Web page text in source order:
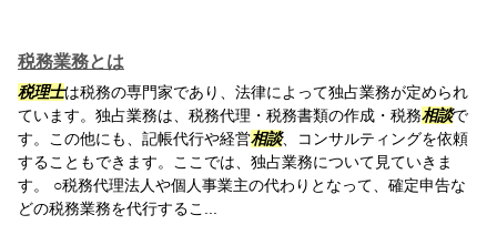
税務業務とは
税理士は税務の専門家であり、法律によって独占業務が定められ
ています。独占業務は、税務代理・税務書類の作成・税務相談で
す。この他にも、記帳代行や経営相談、コンサルティングを依頼
することもできます。ここでは、独占業務について見ていきま
す。 ○税務代理法人や個人事業主の代わりとなって、確定申告な
どの税務業務を代行するこ...